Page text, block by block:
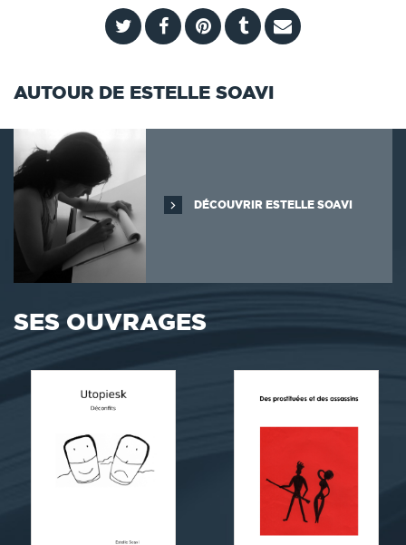
AUTOUR DE ESTELLE SOAVI
DÉCOUVRIR ESTELLE SOAVI
SES OUVRAGES